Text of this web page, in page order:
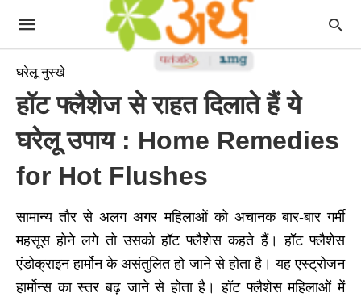
घरेलू नुस्खे
हॉट फ्लैशेज से राहत दिलाते हैं ये
घरेलू उपाय : Home Remedies
for Hot Flushes
सामान्य तौर से अलग अगर महिलाओं को अचानक बार-बार गर्मी
महसूस होने लगे तो उसको हॉट फ्लैशेस कहते हैं। हॉट फ्लैशेस
एंडोक्राइन हार्मोन के असंतुलित हो जाने से होता है। यह एस्ट्रोजन
हार्मोन्स का स्तर बढ़ जाने से होता है। हॉट फ्लैशेस महिलाओं में